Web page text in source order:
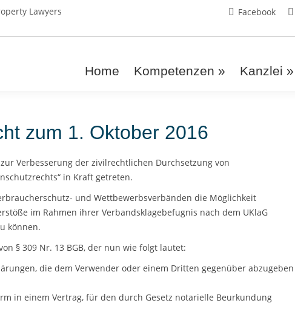
Lawyers Facebook
Home Kompetenzen » Kanzlei »
zum 1. Oktober 2016
Verbesserung der zivilrechtlichen Durchsetzung von
in Kraft getreten.
und Wettbewerbsverbänden die Möglichkeit
im Rahmen ihrer Verbandsklagebefugnis nach dem UKlaG
können.
§ 309 Nr. 13 BGB, der nun wie folgt lautet:
die dem Verwender oder einem Dritten gegenüber abzugeben
in einem Vertrag, für den durch Gesetz notarielle Beurkundung